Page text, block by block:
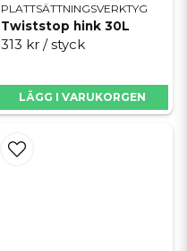
PLATTSÄTTNINGSVERKTYG
Twiststop hink 30L
313 kr / styck
LÄGG I VARUKORGEN